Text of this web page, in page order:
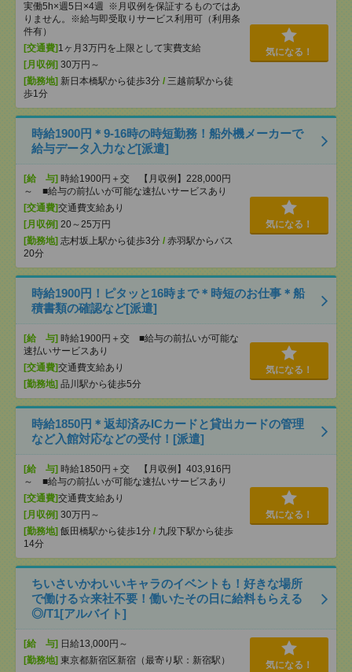
実働5h×週5日×4週 ※月収例を保証するものではあ
りません。※給与即受取りサービス利用可（利用条
件有）
[交通費] 1ヶ月3万円を上限として実費支給
[月収例] 30万円～
[勤務地] 新日本橋駅から徒歩3分 / 三越前駅から徒
歩1分
気になる！
時給1900円＊9-16時の時短勤務！船外機メーカーで
給与データ入力など[派遣]
[給 与] 時給1900円＋交 【月収例】228,000円
～ ■給与の前払いが可能な速払いサービスあり
[交通費]交通費支給あり
[月収例] 20～25万円
[勤務地] 志村坂上駅から徒歩3分 / 赤羽駅からバス
20分
気になる！
時給1900円！ピタッと16時まで＊時短のお仕事＊船
積書類の確認など[派遣]
[給 与] 時給1900円＋交 ■給与の前払いが可能な
速払いサービスあり
[交通費]交通費支給あり
[勤務地] 品川駅から徒歩5分
気になる！
時給1850円＊返却済みICカードと貸出カードの管理
など入館対応などの受付！[派遣]
[給 与] 時給1850円＋交 【月収例】403,916円
～ ■給与の前払いが可能な速払いサービスあり
[交通費]交通費支給あり
[月収例] 30万円～
[勤務地] 飯田橋駅から徒歩1分 / 九段下駅から徒歩
14分
気になる！
ちいさいかわいいキャラのイベントも！好きな場所
で働ける☆来社不要！働いたその日に給料もらえる
◎/T1[アルバイト]
[給 与] 日給13,000円～
[勤務地] 東京都新宿区新宿（最寄り駅：新宿駅） 気になる！